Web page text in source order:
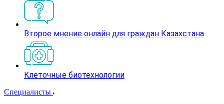
Второе мнение онлайн для граждан Казахстана
Клеточные биотехнологии
Специалисты